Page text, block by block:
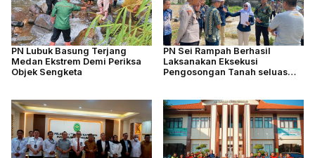
PN Lubuk Basung Terjang
Medan Ekstrem Demi Periksa
Objek Sengketa
PN Sei Rampah Berhasil
Laksanakan Eksekusi
Pengosongan Tanah seluas